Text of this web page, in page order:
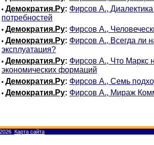
• Демократия.Ру: Фирсов А.,
потребностей
• Демократия.Ру: Фирсов А.,
• Демократия.Ру: Фирсов А., Всегда ли
эксплуатация?
• Демократия.Ру: Фирсов А., Что Маркс
экономических формаций
• Демократия.Ру: Фирсов А., Семь
• Демократия.Ру: Фирсов А., Мираж
Карта сайта